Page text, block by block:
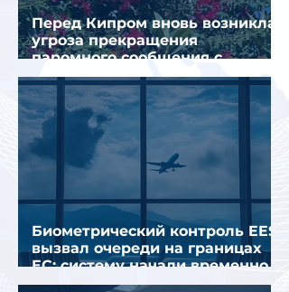
Перед Кипром вновь возникла
угроза прекращения
паромного сообщения с
Грецией
Биометрический контроль EES
вызвал очереди на границах
ЕС: систему начали временно
отключать